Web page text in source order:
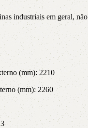
industriais em geral, não
(mm): 2210
(mm): 2260